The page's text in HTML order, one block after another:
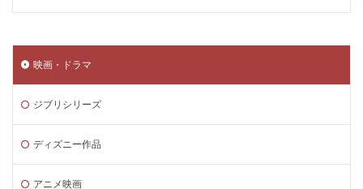
映画・ドラマ
ジブリシリーズ
ディズニー作品
アニメ映画